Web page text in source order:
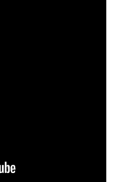
को बचान के लिए